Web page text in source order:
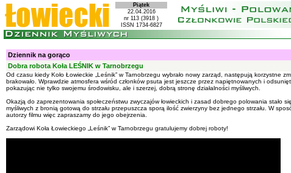
Piątek
22.04.2016
nr 113 (3918 )
ISSN 1734-6827
Dziennik na gorąco
Dobra robota Koła LEŚNIK w Tarnobrzegu
Od czasu kiedy Koło Łowieckie „Leśnik” w Tarnobrzegu wybrało nowy zarząd, następują
brakowało. Wprawdzie atmosfera wśród członków psuta jest jeszcze przez napiętnowanych i
pokazując nie tylko swojemu środowisku, ale i szerzej, dobrą stronę działalności myśliwych.
Okazją do zaprezentowania społeczeństwu zwyczajów łowieckich i zasad dobrego polowania
myśliwych z bronią gotową do strzału przepuszcza sporą ilość zwierzyny bez jednego strzału. W
autorzy filmu więc zapraszamy do jego obejrzenia.
Zarządowi Koła Łowieckiego „Leśnik” w Tarnobrzegu gratulujemy dobrej roboty!